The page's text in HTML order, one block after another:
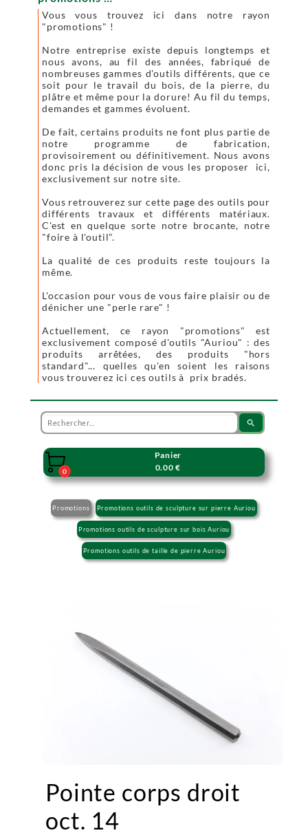
Vous vous trouvez ici dans notre rayon
"promotions" !
Notre entreprise existe depuis longtemps et
nous avons, au fil des années, fabriqué de
nombreuses gammes d'outils différents, que ce
soit pour le travail du bois, de la pierre, du
plâtre et même pour la dorure! Au fil du temps,
demandes et gammes évoluent.
De fait, certains produits ne font plus partie de
notre programme de fabrication,
provisoirement ou définitivement. Nous avons
donc pris la décision de vous les proposer ici,
exclusivement sur notre site.
Vous retrouverez sur cette page des outils pour
différents travaux et différents matériaux.
C'est en quelque sorte notre brocante, notre
"foire à l'outil".
La qualité de ces produits reste toujours la
même.
L'occasion pour vous de vous faire plaisir ou de
dénicher une "perle rare" !
Actuellement, ce rayon "promotions" est
exclusivement composé d'outils "Auriou" : des
produits arrêtées, des produits "hors
standard"... quelles qu'en soient les raisons
vous trouverez ici ces outils à prix bradés.
search

0
Panier
0.00 €
Promotions Promotions outils de sculpture sur pierre Auriou
Promotions outils de sculpture sur bois Auriou
Promotions outils de taille de pierre Auriou
Pointe corps droit
oct. 14